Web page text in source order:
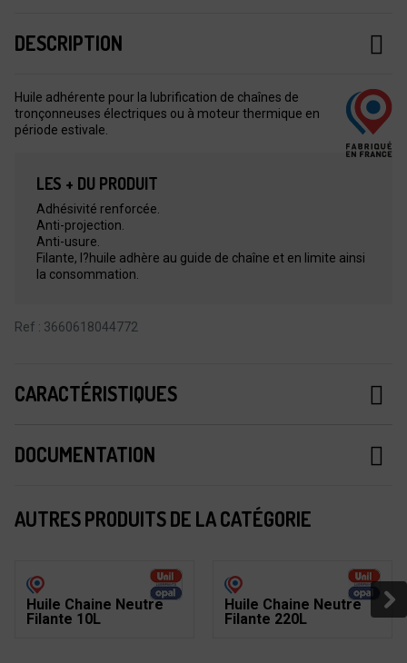
DESCRIPTION
Huile adhérente pour la lubrification de chaînes de
tronçonneuses électriques ou à moteur thermique en
période estivale.
LES + DU PRODUIT
Adhésivité renforcée.
Anti-projection.
Anti-usure.
Filante, l?huile adhère au guide de chaîne et en limite ainsi
la consommation.
Ref : 3660618044772
CARACTÉRISTIQUES
DOCUMENTATION
AUTRES PRODUITS DE LA CATÉGORIE
Huile Chaine Neutre
Filante 10L
Huile Chaine Neutre
Filante 220L